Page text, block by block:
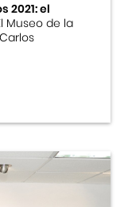
2021: el
Museo de la